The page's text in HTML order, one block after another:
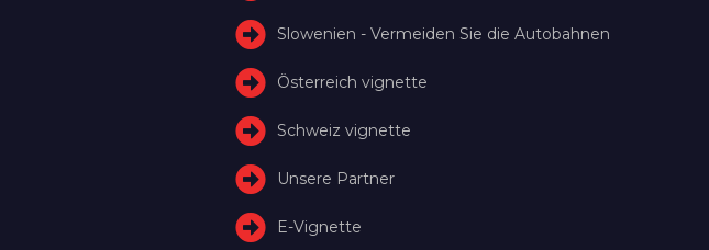
Slowenien - Vermeiden Sie die Autobahnen
Österreich vignette
Schweiz vignette
Unsere Partner
E-Vignette